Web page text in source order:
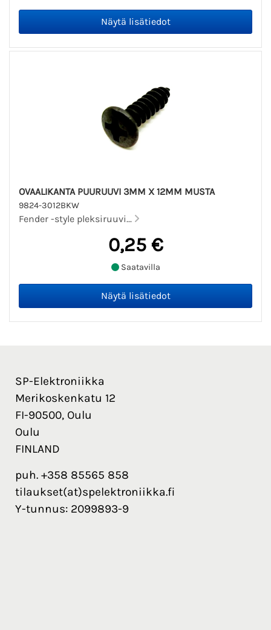
OVAALIKANTA PUURUUVI 3MM X 12MM MUSTA
9824-3012BKW
Fender -style pleksiruuvi...
0,25 €
Saatavilla
SP-Elektroniikka
Merikoskenkatu 12
FI-90500, Oulu
Oulu
FINLAND
puh. +358 85565 858
tilaukset(at)spelektroniikka.fi
Y-tunnus: 2099893-9